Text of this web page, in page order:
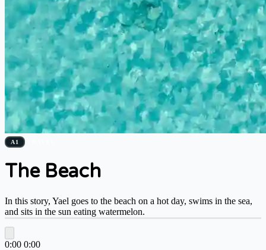
A1
The Beach
In this story, Yael goes to the beach on a hot day, swims in the sea,
and sits in the sun eating watermelon.
0:00 0:00